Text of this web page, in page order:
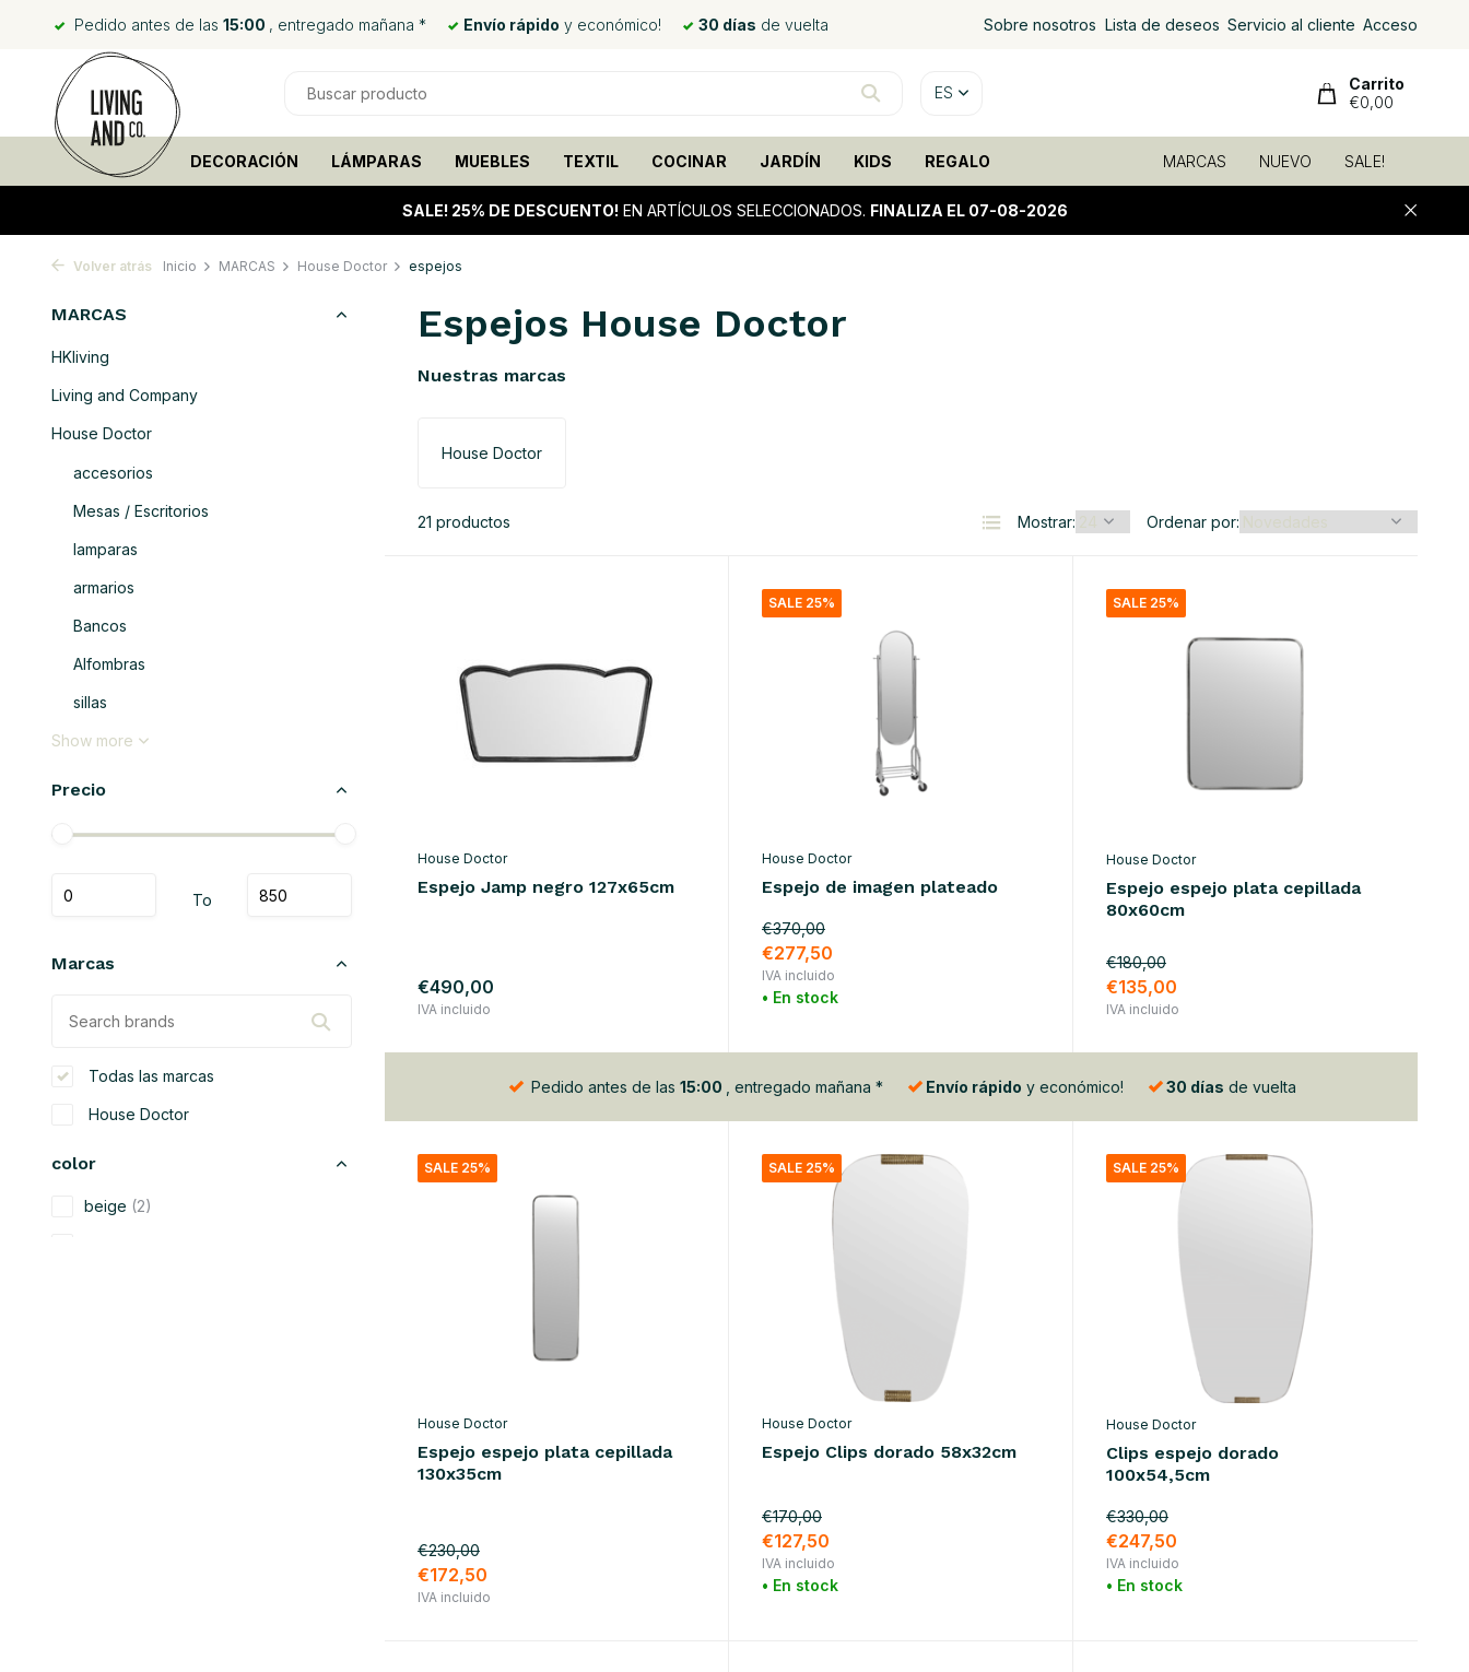
Pedido antes de las 15:00 , entregado mañana * Envío rápido y económico! 30 días de vuelta Sobre nosotros Lista de deseos Servicio al cliente Acceso
ES
Carrito
€0,00
DECORACIÓN LÁMPARAS MUEBLES TEXTIL COCINAR JARDÍN KIDS REGALO MARCAS NUEVO SALE!
SALE! 25% DE DESCUENTO! EN ARTÍCULOS SELECCIONADOS. FINALIZA EL 07-08-2026
Volver atrás Inicio MARCAS House Doctor espejos
MARCAS
HKliving
Living and Company
House Doctor
accesorios
Mesas / Escritorios
lamparas
armarios
Bancos
Alfombras
sillas
Show more
Precio
To
Marcas
Todas las marcas
House Doctor
color
beige (2)
Espejos House Doctor
Nuestras marcas
House Doctor
21 productos Mostrar: Ordenar por:
House Doctor
Espejo Jamp negro 127x65cm
€490,00
IVA incluido
SALE 25%
House Doctor
Espejo de imagen plateado
€370,00
€277,50
IVA incluido
• En stock
SALE 25%
House Doctor
Espejo espejo plata cepillada
80x60cm
€180,00
€135,00
IVA incluido
Pedido antes de las 15:00 , entregado mañana * Envío rápido y económico! 30 días de vuelta
SALE 25%
House Doctor
Espejo espejo plata cepillada
130x35cm
€230,00
€172,50
IVA incluido
SALE 25%
House Doctor
Espejo Clips dorado 58x32cm
€170,00
€127,50
IVA incluido
• En stock
SALE 25%
House Doctor
Clips espejo dorado
100x54,5cm
€330,00
€247,50
IVA incluido
• En stock